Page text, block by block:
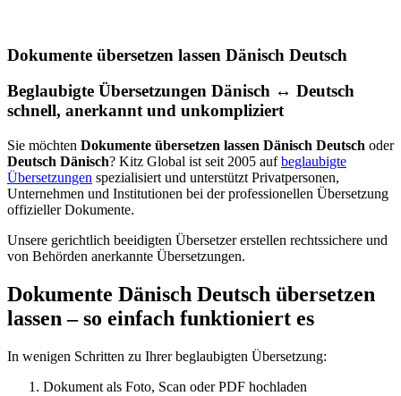
Dokumente übersetzen lassen Dänisch Deutsch
Beglaubigte Übersetzungen Dänisch ↔ Deutsch
schnell, anerkannt und unkompliziert
Sie möchten Dokumente übersetzen lassen Dänisch Deutsch oder
Deutsch Dänisch? Kitz Global ist seit 2005 aufbeglaubigte
Übersetzungen spezialisiert und unterstützt Privatpersonen,
Unternehmen und Institutionen bei der professionellen Übersetzung
offizieller Dokumente.
Unsere gerichtlich beeidigten Übersetzer erstellen rechtssichere und
von Behörden anerkannte Übersetzungen.
Dokumente Dänisch Deutsch übersetzen
lassen – so einfach funktioniert es
In wenigen Schritten zu Ihrer beglaubigten Übersetzung:
Dokument als Foto, Scan oder PDF hochladen